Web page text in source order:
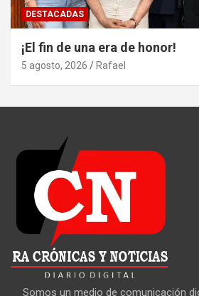
DESTACADAS
¡El fin de una era de honor!
5 agosto, 2026 Rafael
Somos un medio de comunicación